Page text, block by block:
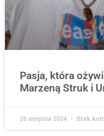
Pasja, która
Marzeną Struk i
26 sierpnia 2024 Brak